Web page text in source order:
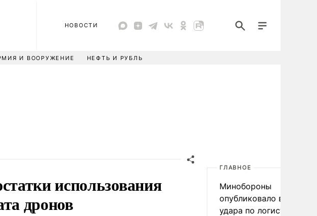
НОВОСТИ
И ВООРУЖЕНИЕ НЕФТЬ И РУБЛЬ
использования
дронов
ГЛАВНОЕ
Минобороны
опубликовало видео
удара по